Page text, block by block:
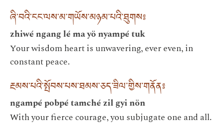
ཞི་བའི་ངང་ལས་མ་གཡོས་མཉམ་པའི་ཐུགས༔
zhiwé ngang lé ma yö nyampé tuk
Your wisdom heart is unwavering, ever even, in
constant peace.
རྔམས་པའི་སྤོབས་པས་ཐམས་ཅད་ཟིལ་གྱིས་གནོན༔
ngampé pobpé tamché zil gyi nön
With your fierce courage, you subjugate one and all.